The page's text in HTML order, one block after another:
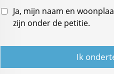
Ja, mijn naam en
zijn onder de petitie.